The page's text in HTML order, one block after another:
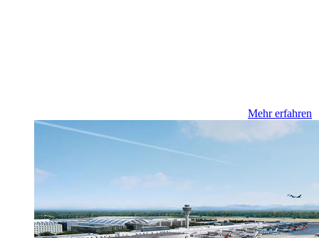
Mehr erfahren